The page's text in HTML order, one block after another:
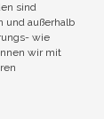
sind
und außerhalb
wie
wir mit